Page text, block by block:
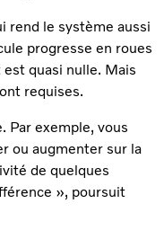
rend le système aussi
progresse en roues
quasi nulle. Mais
requises.
Par exemple, vous
ou augmenter sur la
de quelques
», poursuit